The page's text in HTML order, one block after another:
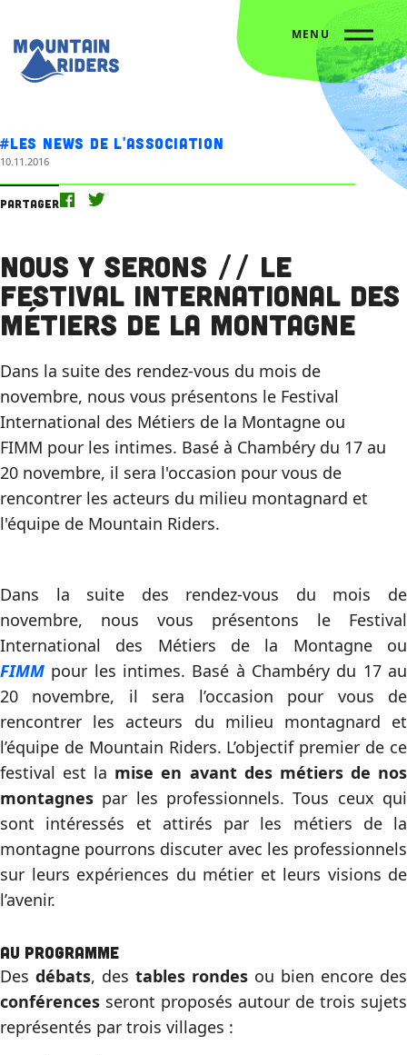
MENU
#Les news de l'association
10.11.2016
Partager
Nous y serons // Le
Festival International des
Métiers de la Montagne
Dans la suite des rendez-vous du mois de
novembre, nous vous présentons le Festival
International des Métiers de la Montagne ou
FIMM pour les intimes. Basé à Chambéry du 17 au
20 novembre, il sera l'occasion pour vous de
rencontrer les acteurs du milieu montagnard et
l'équipe de Mountain Riders.
Dans la suite des rendez-vous du mois de
novembre, nous vous présentons le Festival
International des Métiers de la Montagne ou
FIMM pour les intimes. Basé à Chambéry du 17 au
20 novembre, il sera l’occasion pour vous de
rencontrer les acteurs du milieu montagnard et
l’équipe de Mountain Riders. L’objectif premier de ce
festival est la mise en avant des métiers de nos
montagnes par les professionnels. Tous ceux qui
sont intéressés et attirés par les métiers de la
montagne pourrons discuter avec les professionnels
sur leurs expériences du métier et leurs visions de
l’avenir.
Au programme
Des débats, des tables rondes ou bien encore des
conférences seront proposés autour de trois sujets
représentés par trois villages :